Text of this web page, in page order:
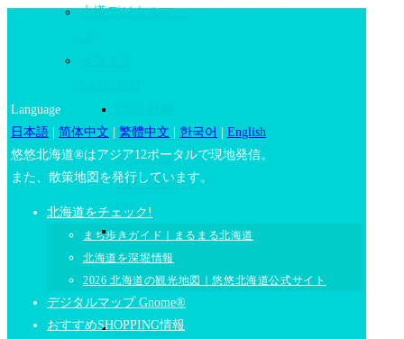
小樽デジタルマッ
観光情報｜
まるまる
SAPPORO(古
い）
おすすめス
ポット
札幌で遊ぼ
う！
おすすめス
Language
日本語 | 简体中文 | 繁體中文 | 한국어 | English
悠悠北海道®はアジア12ポータルで現地発信。
また、散策地図を発行しています。
北海道をチェック!
まち歩きガイド｜まるまる北海道
北海道を深堀情報
2026 北海道の観光地図｜悠悠北海道公式サイト
デジタルマップ Gnome®
おすすめSHOPPING情報